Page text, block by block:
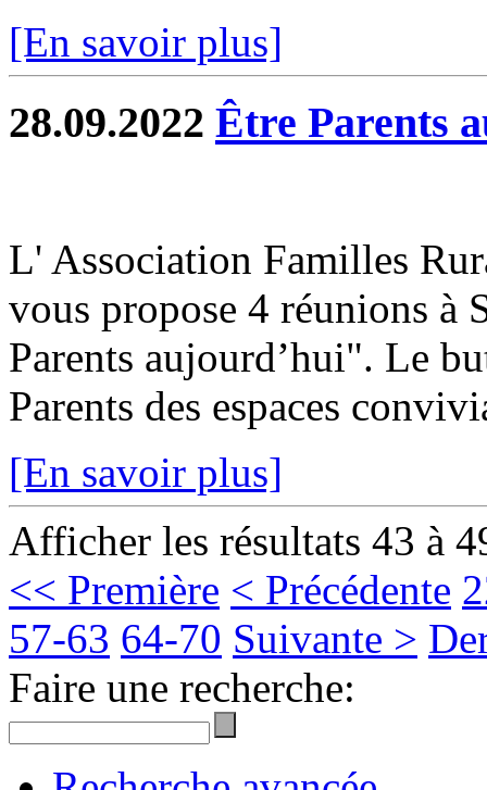
[En savoir plus]
28.09.2022 Être Parents
L' Association Familles
vous propose 4 réunions à
Parents aujourd’hui". Le
Parents des espaces
[En savoir plus]
Afficher les résultats 43 à
<< Première < Précédente
57-63 64-70 Suivante >
Faire une recherche: